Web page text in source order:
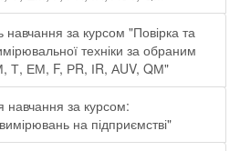
навчання за курсом "Повірка та
техніки за обраним
Т, ЕМ, F, РR, ІR, АUV, QМ"
навчання за курсом:
на підприємстві"